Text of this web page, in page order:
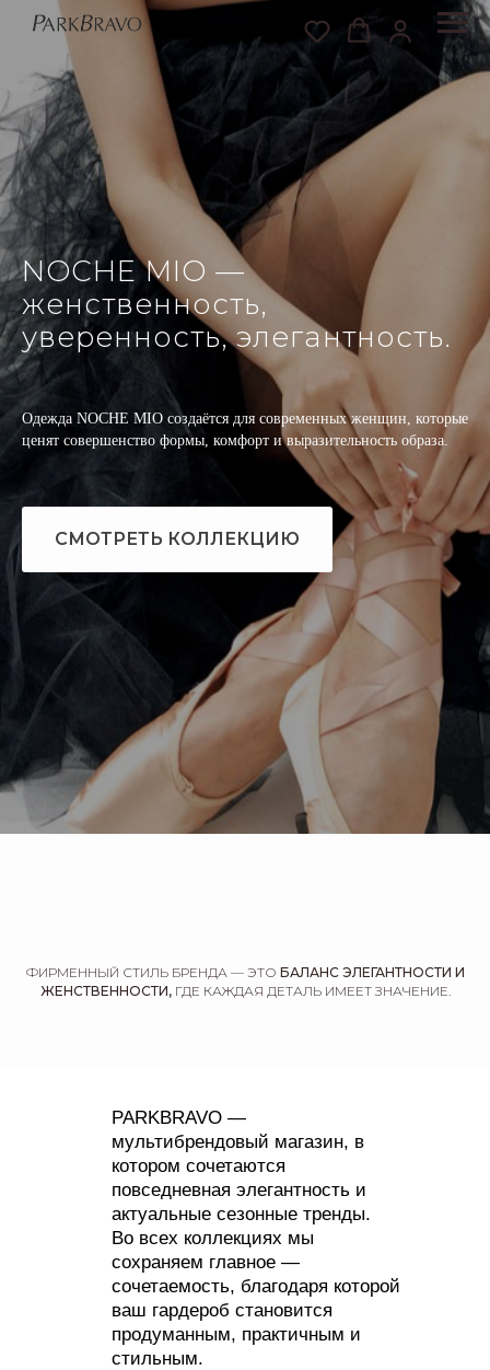
NOCHE MIO —
женственность,
уверенность, элегантность.
Одежда NOCHE MIO создаётся для современных женщин, которые
ценят совершенство формы, комфорт и выразительность образа.
СМОТРЕТЬ КОЛЛЕКЦИЮ
ФИРМЕННЫЙ СТИЛЬ БРЕНДА — ЭТО БАЛАНС ЭЛЕГАНТНОСТИ И
ЖЕНСТВЕННОСТИ,ГДЕ КАЖДАЯ ДЕТАЛЬ ИМЕЕТ ЗНАЧЕНИЕ.
PARKBRAVO —
мультибрендовый магазин, в
котором сочетаются
повседневная элегантность и
актуальные сезонные тренды.
Во всех коллекциях мы
сохраняем главное —
сочетаемость, благодаря которой
ваш гардероб становится
продуманным, практичным и
стильным.